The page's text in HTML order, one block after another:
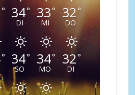
° 34°
DI
33°
MI
32°
DO
° 34°
SO
34°
MO
32°
DI